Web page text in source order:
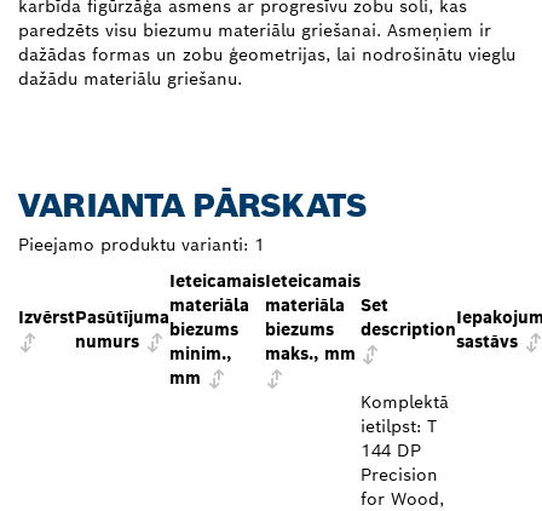
karbīda figūrzāģa asmens ar progresīvu zobu soli, kas
paredzēts visu biezumu materiālu griešanai. Asmeņiem ir
dažādas formas un zobu ģeometrijas, lai nodrošinātu vieglu
dažādu materiālu griešanu.
VARIANTA PĀRSKATS
Pieejamo produktu varianti: 1
IzvērstPasūtījuma
numurs
Ieteicamais
materiāla
biezums
minim.,
mm
Ieteicamais
materiāla
biezums
maks., mm
Set
description
sastāvs
Komplektā
ietilpst: T
144 DP
Precision
for Wood,